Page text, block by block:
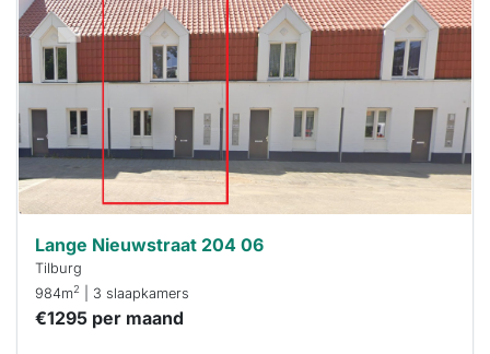
is
waarschijnlijk
al verhuurd
binnen 15
reageren.
Stekkies helpt
je hierbij!
Lange Nieuwstraat 204 06
Tilburg
984m2 | 3 slaapkamers
€1295 per maand